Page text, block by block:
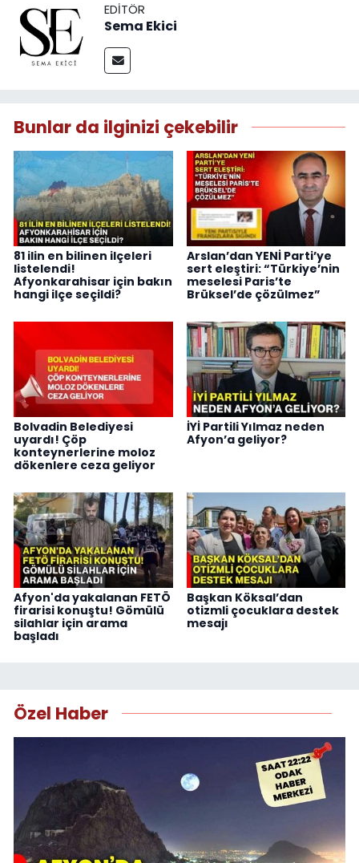
EDITÖR
Sema Ekici
Bunlar da ilginizi çekebilir
81 ilin en bilinen ilçeleri
listelendi!
Afyonkarahisar için bakın
hangi ilçe seçildi?
Arslan’dan YENİ Parti’ye
sert eleştiri: “Türkiye’nin
meselesi Paris’te
Brüksel’de çözülmez”
Bolvadin Belediyesi
uyardı! Çöp
konteynerlerine moloz
dökenlere ceza geliyor
İYİ Partili Yılmaz neden
Afyon’a geliyor?
Afyon'da yakalanan FETÖ
firarisi konuştu! Gömülü
silahlar için arama
başladı
Başkan Köksal’dan
otizmli çocuklara destek
mesajı
Özel Haber